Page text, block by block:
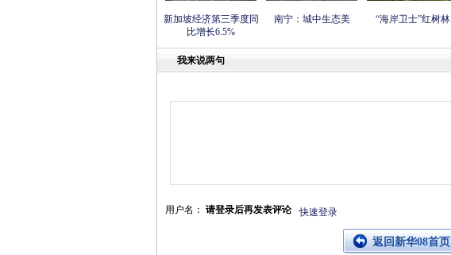
新加坡经济第三季度同
比增长6.5%
南宁：城中生态美 “海岸卫士”红树林
我来说两句
用户名： 请登录后再发表评论 快速登录
返回新华08首页